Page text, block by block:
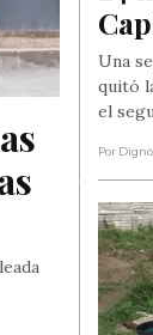
Una
quitó
el
Por